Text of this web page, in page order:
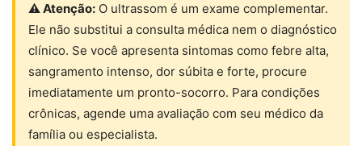
⚠ Atenção: O ultrassom é um exame complementar.
Ele não substitui a consulta médica nem o diagnóstico
clínico. Se você apresenta sintomas como febre alta,
sangramento intenso, dor súbita e forte, procure
imediatamente um pronto-socorro. Para condições
crônicas, agende uma avaliação com seu médico da
família ou especialista.